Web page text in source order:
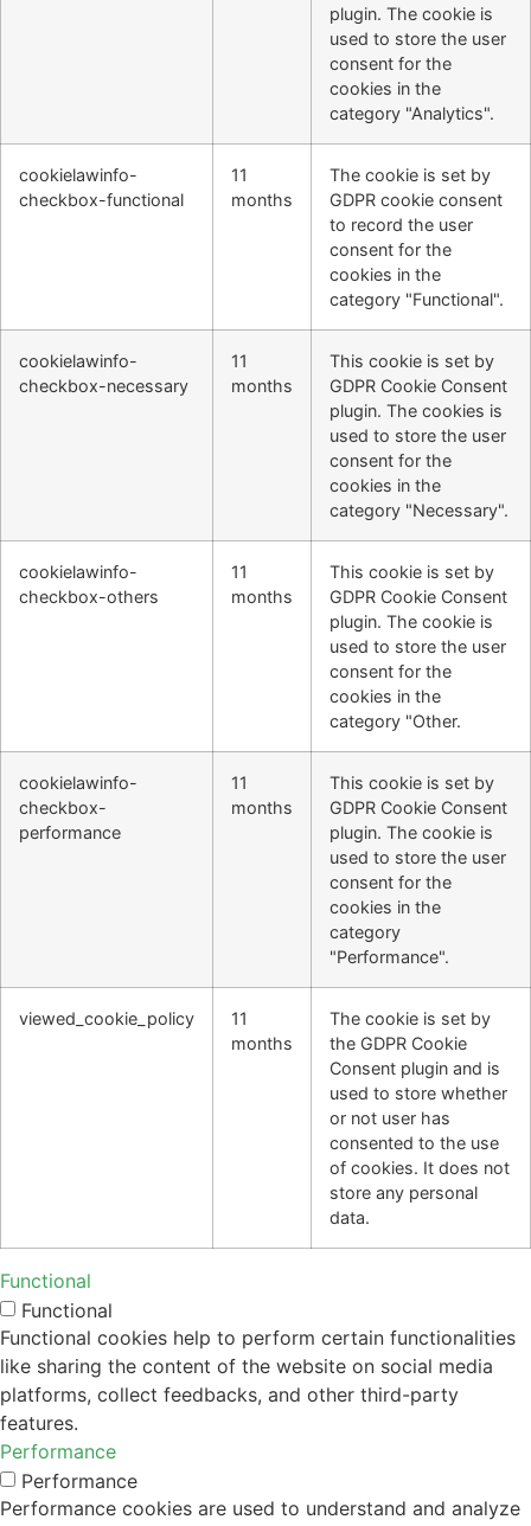
plugin. The cookie is
used to store the user
consent for the
cookies in the
category "Analytics".
cookielawinfo-
checkbox-functional
11
months
The cookie is set by
GDPR cookie consent
to record the user
consent for the
cookies in the
category "Functional".
cookielawinfo-
checkbox-necessary
11
months
This cookie is set by
GDPR Cookie Consent
plugin. The cookies is
used to store the user
consent for the
cookies in the
category "Necessary".
cookielawinfo-
checkbox-others
11
months
This cookie is set by
GDPR Cookie Consent
plugin. The cookie is
used to store the user
consent for the
cookies in the
category "Other.
cookielawinfo-
checkbox-
performance
11
months
This cookie is set by
GDPR Cookie Consent
plugin. The cookie is
used to store the user
consent for the
cookies in the
category
"Performance".
viewed_cookie_policy
11
months
The cookie is set by
the GDPR Cookie
Consent plugin and is
used to store whether
or not user has
consented to the use
of cookies. It does not
store any personal
data.
Functional
Functional
Functional cookies help to perform certain functionalities
like sharing the content of the website on social media
platforms, collect feedbacks, and other third-party
features.
Performance
Performance
Performance cookies are used to understand and analyze